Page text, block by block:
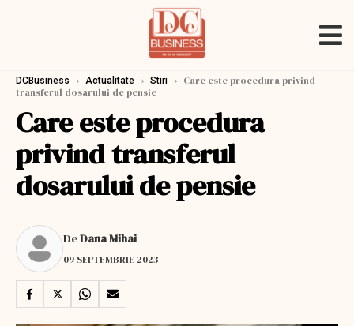
DCBusiness › Actualitate › Stiri › Care este procedura privind
transferul dosarului de pensie
Care este procedura
privind transferul
dosarului de pensie
DeDana Mihai
09 SEPTEMBRIE 2023